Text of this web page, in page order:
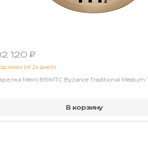
120 ₽
заказ (от 2х дней)
Meinl B19MTC Byzance Traditional Medium
В корзину